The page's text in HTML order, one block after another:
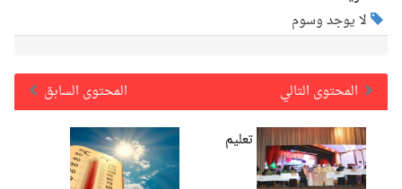
لا يوجد وسوم
المحتوى السابق المحتوى التالي
تعليم